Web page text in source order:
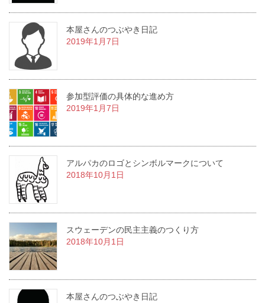
本屋さんのつぶやき日記
2019年1月7日
参加型評価の具体的な進め方
2019年1月7日
アルパカのロゴとシンボルマークについて
2018年10月1日
スウェーデンの民主主義のつくり方
2018年10月1日
本屋さんのつぶやき日記